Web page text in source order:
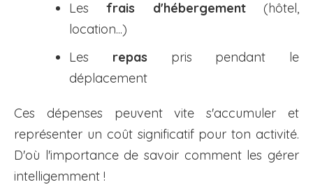
Lesfrais d'hébergement(hôtel,
location...)
Les repas pris pendant le
déplacement
Ces dépenses peuvent vite s'accumuler et
représenter un coût significatif pour ton activité.
D'où l'importance de savoir comment les gérer
intelligemment !